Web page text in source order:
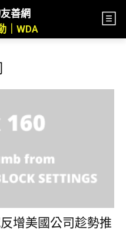
善網
｜WDA
增美國公司趁勢推